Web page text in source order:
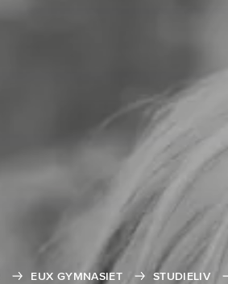
EUX GYMNASIET STUDIELIV